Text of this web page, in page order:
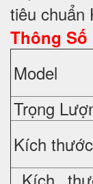
tiêu chuẩn
Thông
Model
Trọng
Kích